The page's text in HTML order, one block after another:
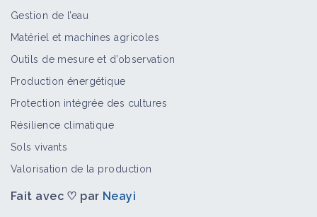
Gestion de l’eau
Matériel et machines agricoles
Outils de mesure et d’observation
Production énergétique
Protection intégrée des cultures
Résilience climatique
Sols vivants
Valorisation de la production
Fait avec ♡ par Neayi